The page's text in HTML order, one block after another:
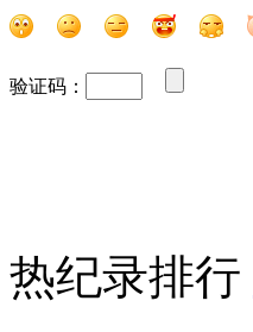
验证码：
热纪录排行